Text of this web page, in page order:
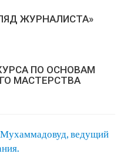
ЖУРНАЛИСТА»
ПО ОСНОВАМ
МАСТЕРСТВА
ведущий